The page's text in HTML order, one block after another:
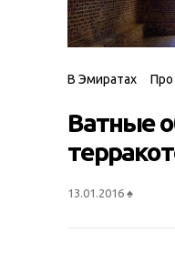
В Эмиратах
Ватные
13.01.2016 ♠